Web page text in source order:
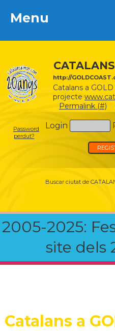
Menu
http://
Catalans a
projecte
Permalink (#)
Login
Password
perdut?
Buscar ciutat de
2005-2025:
site dels
Menu
Catalans a